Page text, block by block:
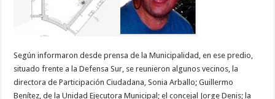
Según informaron desde prensa de la Municipalidad, en ese predio,
situado frente a la Defensa Sur, se reunieron algunos vecinos, la
directora de Participación Ciudadana, Sonia Arballo; Guillermo
Benítez, de la Unidad Ejecutora Municipal; el concejal Jorge Denis; la